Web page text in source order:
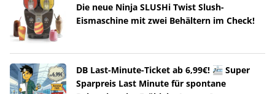
Die neue Ninja SLUSHi Twist Slush-
Eismaschine mit zwei Behältern im Check!
DB Last-Minute-Ticket ab 6,99€! 🚈 Super
Sparpreis Last Minute für spontane